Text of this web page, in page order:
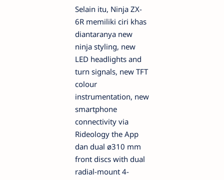
Selain itu, Ninja ZX-
6R memiliki ciri khas
diantaranya new
ninja styling, new
LED headlights and
turn signals, new TFT
colour
instrumentation, new
smartphone
connectivity via
Rideology the App
dan dual ø310 mm
front discs with dual
radial-mount 4-